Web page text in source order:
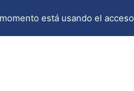
está usando el